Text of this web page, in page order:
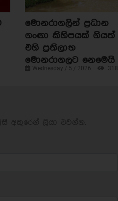
මොනරාගලින් ප්‍රධාන
ගංඟා කිහිපයක් ගියත්
එහි ප්‍රතිලාභ
මොනරාගලට නෙමෙයි
Wednesday / 5 / 2026 318